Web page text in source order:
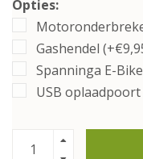
Opties:
Gashendel
Spanninga E-
USB